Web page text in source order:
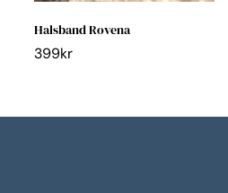
Halsband Rovena
399kr